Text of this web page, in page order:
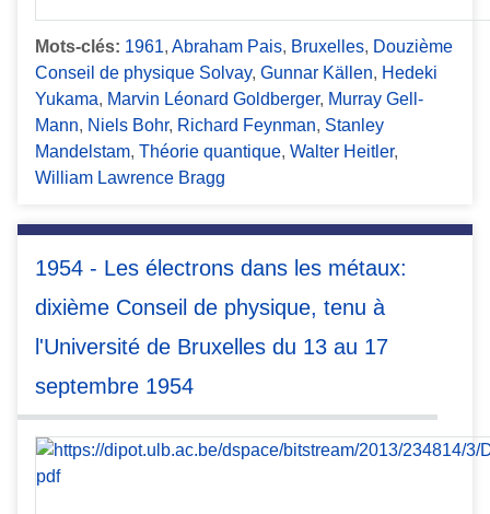
Mots-clés: 1961, Abraham Pais, Bruxelles, Douzième
Conseil de physique Solvay, Gunnar Källen, Hedeki
Yukama, Marvin Léonard Goldberger, Murray Gell-
Mann, Niels Bohr, Richard Feynman, Stanley
Mandelstam, Théorie quantique, Walter Heitler,
William Lawrence Bragg
1954 - Les électrons dans les métaux:
dixième Conseil de physique, tenu à
l'Université de Bruxelles du 13 au 17
septembre 1954